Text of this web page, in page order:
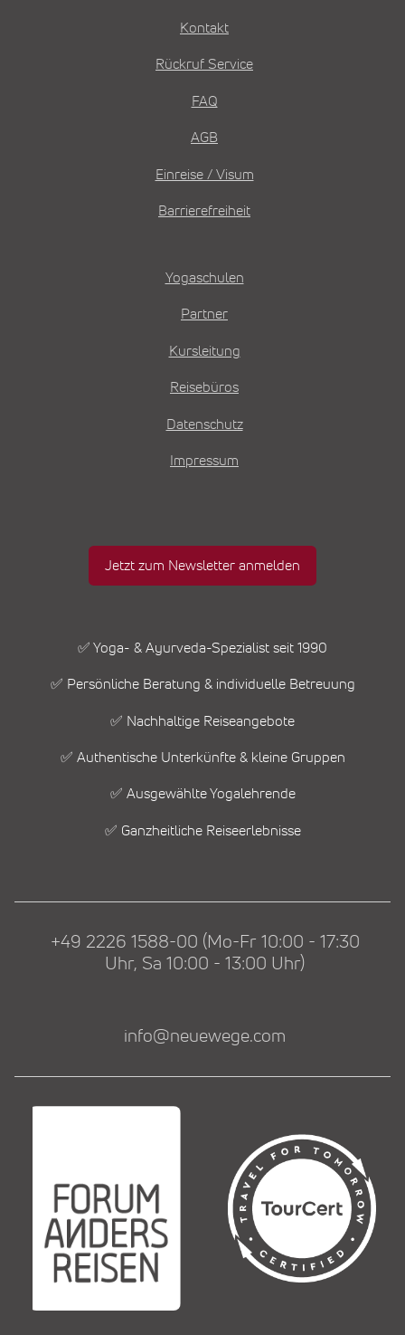
Kontakt
Rückruf Service
FAQ
AGB
Einreise / Visum
Barrierefreiheit
Yogaschulen
Partner
Kursleitung
Reisebüros
Datenschutz
Impressum
Jetzt zum Newsletter anmelden
✅ Yoga- & Ayurveda-Spezialist seit 1990
✅ Persönliche Beratung & individuelle Betreuung
✅ Nachhaltige Reiseangebote
✅ Authentische Unterkünfte & kleine Gruppen
✅ Ausgewählte Yogalehrende
✅ Ganzheitliche Reiseerlebnisse
+49 2226 1588-00 (Mo-Fr 10:00 - 17:30
Uhr, Sa 10:00 - 13:00 Uhr)
info@neuewege.com